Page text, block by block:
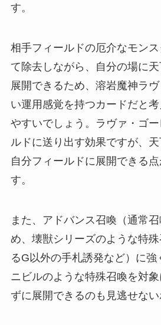
す。
相手フィールドの厄介なモン
て除去しながら、自分の場に
展開できるため、溶岩魔神ラ
い運用感覚を持つカードだと
やすいでしょう。ラヴァ・ゴ
ルドに送り出す効果ですが、
自分フィールドに展開できる
す。
また、アドバンス召喚（通常
め、壊獣シリーズのような特
るG以外の手札誘発など）に
ニビルのような特殊召喚を対
ずに展開できるのも見逃せない